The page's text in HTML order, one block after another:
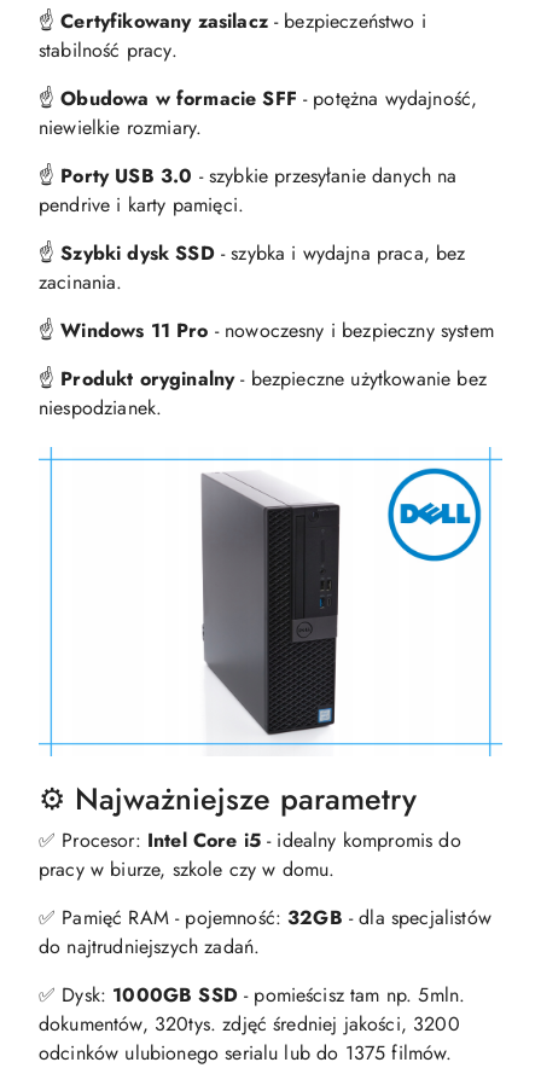
☝️Certyfikowany zasilacz- bezpieczeństwo i
stabilność pracy.
☝️Obudowa w formacie SFF- potężna wydajność,
niewielkie rozmiary.
☝️ Porty USB 3.0 - szybkie przesyłanie danych na
pendrive i karty pamięci.
☝️Szybki dysk SSD- szybka i wydajna praca, bez
zacinania.
☝️Windows 11 Pro - nowoczesny i bezpieczny system
☝️ Produkt oryginalny- bezpieczne użytkowanie bez
niespodzianek.
⚙️ Najważniejsze parametry
✅ Procesor: Intel Core i5 - idealny kompromis do
pracy w biurze, szkole czy w domu.
✅ Pamięć RAM - pojemność:32GB - dla specjalistów
do najtrudniejszych zadań.
✅ Dysk: 1000GB SSD- pomieścisz tam np. 5mln.
dokumentów, 320tys. zdjęć średniej jakości, 3200
odcinków ulubionego serialu lub do 1375 filmów.